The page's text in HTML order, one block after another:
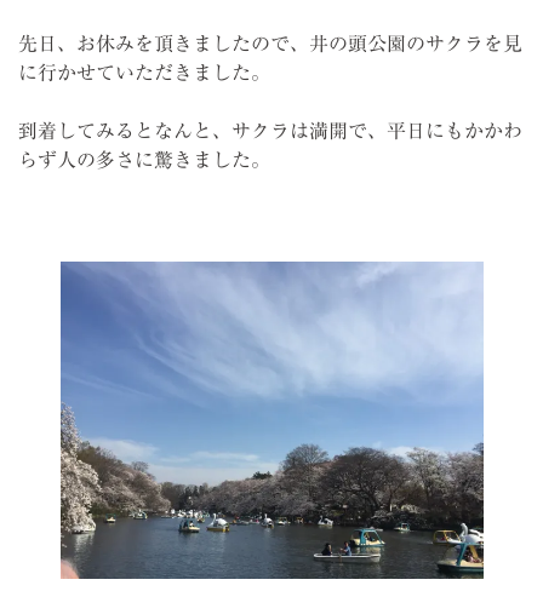
先日、お休みを頂きましたので、井の頭公園のサクラを見
に行かせていただきました。
到着してみるとなんと、サクラは満開で、平日にもかかわ
らず人の多さに驚きました。